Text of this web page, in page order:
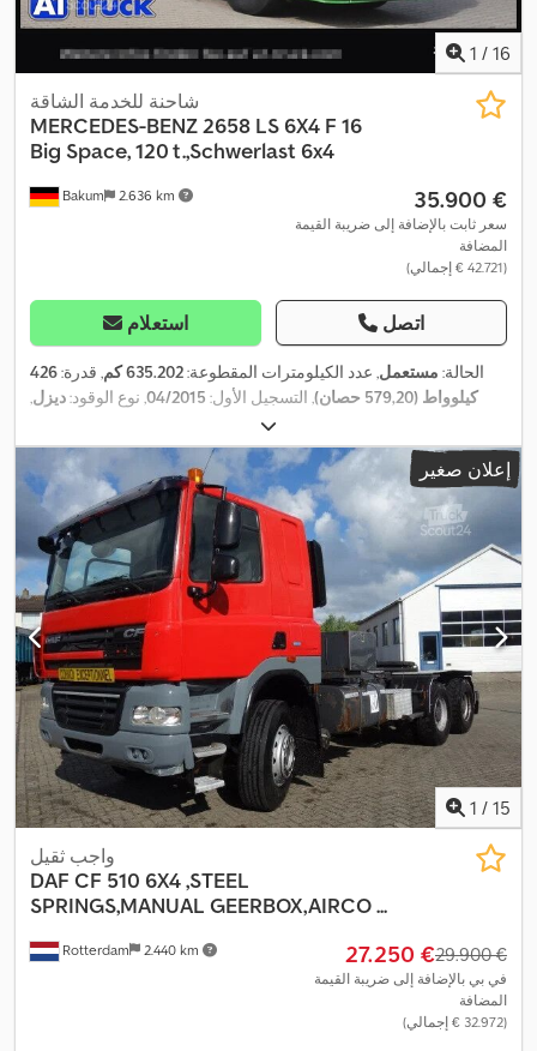
1 / 16
Bakum 2.636 km
شاحنة للخدمة الشاقة
MERCEDES-BENZ2658 LS 6X4 F 16
Big Space, 120 t.,Schwerlast 6x4
‏35.900 €
سعر ثابت بالإضافة إلى ضريبة القيمة
المضافة
(‏42.721 € إجمالي)
استعلام اتصل
الحالة: مستعمل, عدد الكيلومترات المقطوعة:635.202 كم , قدرة:426
كيلوواط (579,20 حصان)
, التسجيل الأول: 04/2015, نوع الوقود:ديزل,
, الوزن الأقصى للحمولة:
الإجمالي:120.000 كجم , مقاس الإطار:315/80 22,5 , حالة الإطارات:60
نسبة مئوية
, تكوين المحور: 6x4 , قاعدة العجلات: 3.250 مم
, فرامل:
المُبطئ
, لون: أبيض , كابينة السائق:كابينة نوم, نوع التروس:تلقائي
, فئة
الانبعاثات:يورو 6 , تعليق:فولاذ-هواء , سنة الصنع: 2015, ساعات التشغيل:
635.202 h
, مقاس الإطار الأمامي: 315/80 22,5
, مقاس الإطار الخلفي:
315/80 22,5
, عدد الأسرّة: , معدات:أضواء الضباب, تسجيل الشاحنة,
تكييف الهواء, سخان التدفئة أثناء التوقف, قفل التروس التفاضلية, كابينة,
كمبيوتر على متن المركبة, مثبت السرعة, مرشح السخام, نظام الفرامل
المانعة للانغلاق (ABS), نظام منع التشغيل, وسادة هوائية,
إعلان صغير
1 / 15
Rotterdam 2.440 km
واجب ثقيل
DAF CF 510 6X4 ,STEEL
SPRINGS,MANUAL GEERBOX,AIRCO ...
‏27.250 € ‏29.900 €
في بي بالإضافة إلى ضريبة القيمة
المضافة
(‏32.972 € إجمالي)